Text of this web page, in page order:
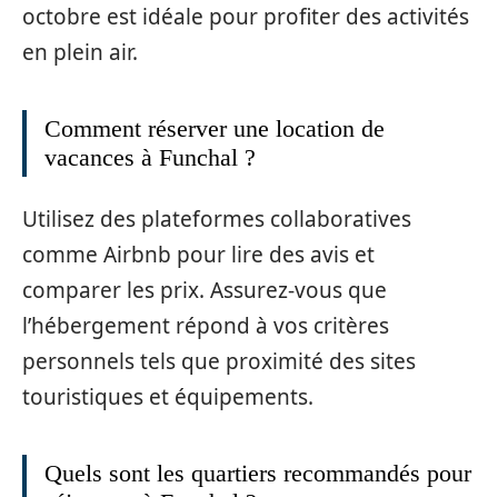
octobre est idéale pour profiter des activités
en plein air.
Comment réserver une location de
vacances à Funchal ?
Utilisez des plateformes collaboratives
comme Airbnb pour lire des avis et
comparer les prix. Assurez-vous que
l’hébergement répond à vos critères
personnels tels que proximité des sites
touristiques et équipements.
Quels sont les quartiers recommandés pour